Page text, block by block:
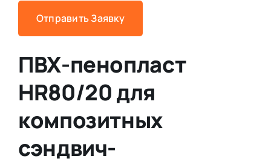
Отправить Заявку
ПВХ-пенопласт
HR80/20 для
композитных
сэндвич-